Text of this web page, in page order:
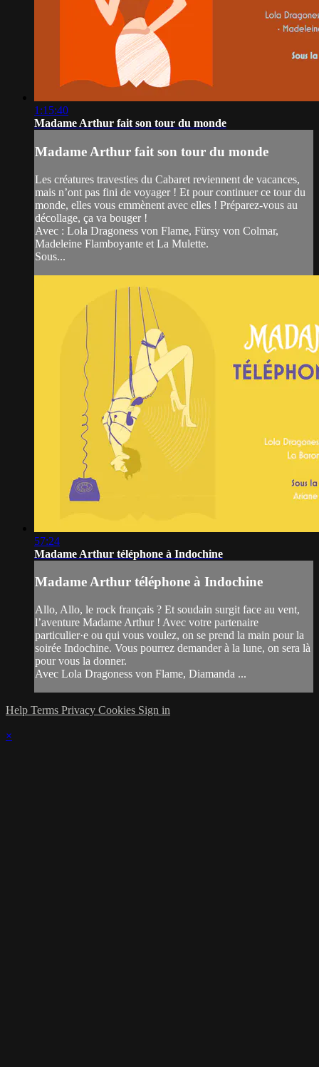
1:15:40
Madame Arthur fait son tour du monde
Madame Arthur fait son tour du monde
Les créatures travesties du Cabaret reviennent de vacances,
mais n’ont pas fini de voyager ! Et pour continuer ce tour du
monde, elles vous emmènent avec elles ! Préparez-vous au
décollage, ça va bouger !
Avec : Lola Dragoness von Flame, Fürsy von Colmar,
Madeleine Flamboyante et La Mulette.
Sous...
57:24
Madame Arthur téléphone à Indochine
Madame Arthur téléphone à Indochine
Allo, Allo, le rock français ? Et soudain surgit face au vent,
l’aventure Madame Arthur ! Avec votre partenaire
particulier·e ou qui vous voulez, on se prend la main pour la
soirée Indochine. Vous pourrez demander à la lune, on sera là
pour vous la donner.
Avec Lola Dragoness von Flame, Diamanda ...
Help Terms Privacy Cookies Sign in
×